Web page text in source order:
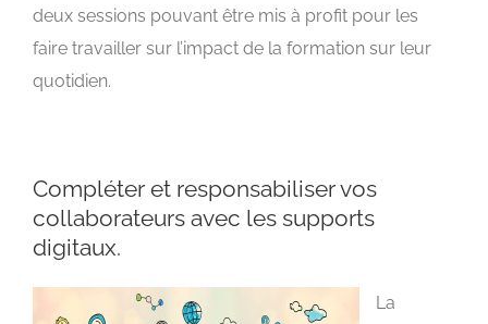
deux sessions pouvant être mis à profit pour les
faire travailler sur l’impact de la formation sur leur
quotidien.
Compléter et responsabiliser vos
collaborateurs avec les supports
digitaux.
La